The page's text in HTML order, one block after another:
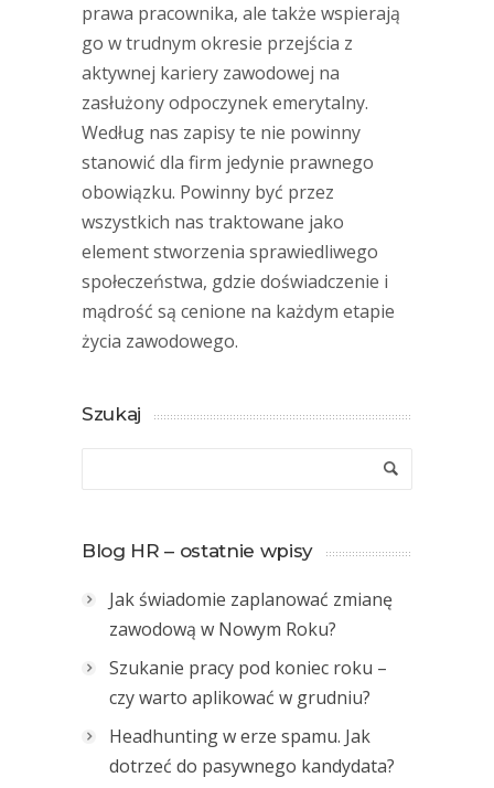
prawa pracownika, ale także wspierają
go w trudnym okresie przejścia z
aktywnej kariery zawodowej na
zasłużony odpoczynek emerytalny.
Według nas zapisy te nie powinny
stanowić dla firm jedynie prawnego
obowiązku. Powinny być przez
wszystkich nas traktowane jako
element stworzenia sprawiedliwego
społeczeństwa, gdzie doświadczenie i
mądrość są cenione na każdym etapie
życia zawodowego.
Szukaj
Blog HR – ostatnie wpisy
Jak świadomie zaplanować zmianę
zawodową w Nowym Roku?
Szukanie pracy pod koniec roku –
czy warto aplikować w grudniu?
Headhunting w erze spamu. Jak
dotrzeć do pasywnego kandydata?